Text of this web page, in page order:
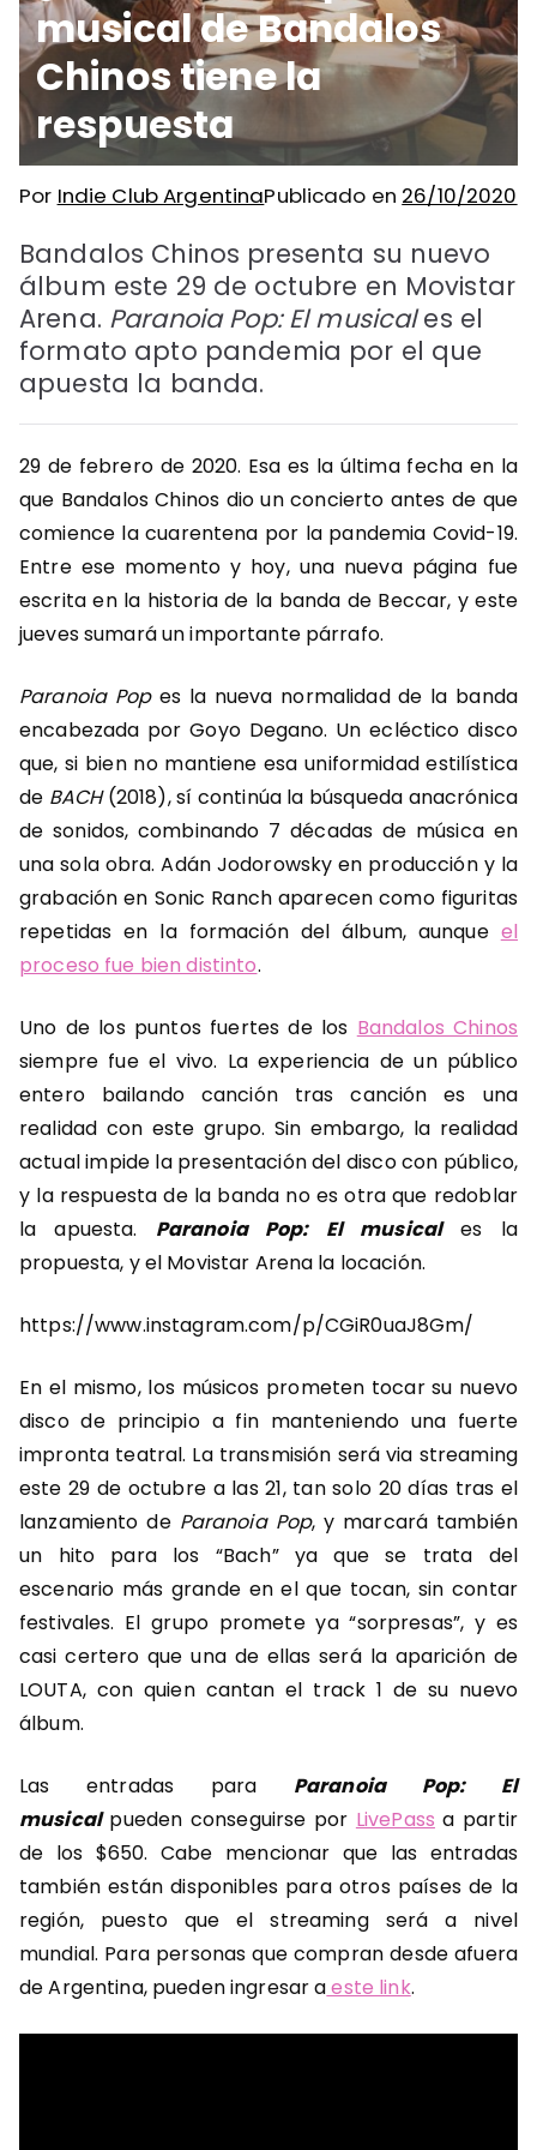
musical de Bandalos
Chinos tiene la
respuesta
Por Indie Club ArgentinaPublicado en 26/10/2020
Bandalos Chinos presenta su nuevo
álbum este 29 de octubre en Movistar
Arena. Paranoia Pop: El musicales el
formato apto pandemia por el que
apuesta la banda.
29 de febrero de 2020. Esa es la última fecha en la
que Bandalos Chinos dio un concierto antes de que
comience la cuarentena por la pandemia Covid-19.
Entre ese momento y hoy, una nueva página fue
escrita en la historia de la banda de Beccar, y este
jueves sumará un importante párrafo.
Paranoia Popes la nueva normalidad de la banda
encabezada por Goyo Degano. Un ecléctico disco
que, si bien no mantiene esa uniformidad estilística
de BACH(2018), sí continúa la búsqueda anacrónica
de sonidos, combinando 7 décadas de música en
una sola obra. Adán Jodorowsky en producción y la
grabación en Sonic Ranch aparecen como figuritas
repetidas en la formación del álbum, aunque el
proceso fue bien distinto.
Uno de los puntos fuertes de los Bandalos Chinos
siempre fue el vivo. La experiencia de un público
entero bailando canción tras canción es una
realidad con este grupo. Sin embargo, la realidad
actual impide la presentación del disco con público,
y la respuesta de la banda no es otra que redoblar
la apuesta. Paranoia Pop: El musicales la
propuesta, y el Movistar Arena la locación.
https://www.instagram.com/p/CGiR0uaJ8Gm/
En el mismo, los músicos prometen tocar su nuevo
disco de principio a fin manteniendo una fuerte
impronta teatral. La transmisión será via streaming
este 29 de octubre a las 21, tan solo 20 días tras el
lanzamiento de Paranoia Pop, y marcará también
un hito para los “Bach” ya que se trata del
escenario más grande en el que tocan, sin contar
festivales. El grupo promete ya “sorpresas”, y es
casi certero que una de ellas será la aparición de
LOUTA, con quien cantan el track 1 de su nuevo
álbum.
Las entradas para Paranoia Pop: El
musicalpueden conseguirse por LivePass a partir
de los $650. Cabe mencionar que las entradas
también están disponibles para otros países de la
región, puesto que el streaming será a nivel
mundial. Para personas que compran desde afuera
de Argentina, pueden ingresar aeste link.